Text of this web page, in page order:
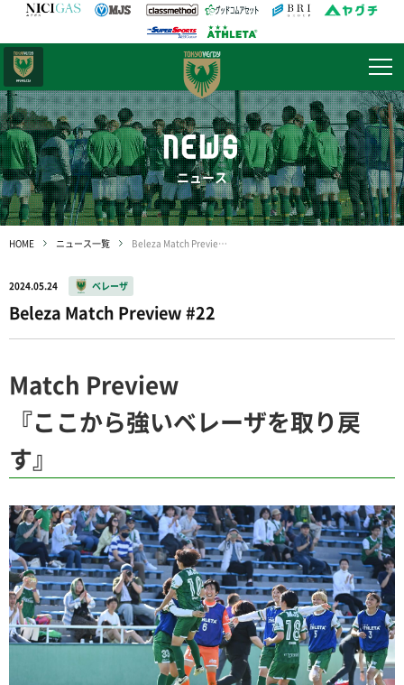
NEWS
ニュース
HOME ニュース一覧 Beleza Match Preview #22
2024.05.24 ベレーザ
Beleza Match Preview #22
Match Preview
『ここから強いベレーザを取り戻
す』